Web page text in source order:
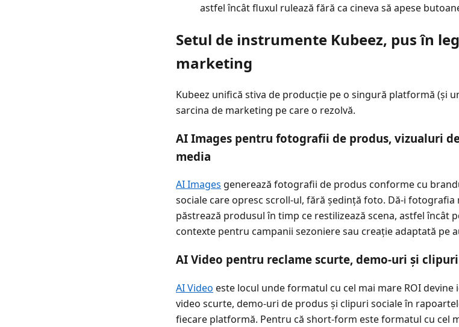
astfel încât fluxul rulează fără ca cineva să apese
Setul de instrumente Kubeez, pus în
marketing
Kubeez unifică stiva de producție pe o singură platformă (și
sarcina de marketing pe care o rezolvă.
AI Images pentru fotografii de produs, vizualuri
media
AI Images generează fotografii de produs conforme cu
sociale care opresc scroll-ul, fără ședință foto. Dă-i
păstrează produsul în timp ce restilizează scena, astfel încât
contexte pentru campanii sezoniere sau creație adaptată pe
AI Video pentru reclame scurte, demo-uri și
AI Video este locul unde formatul cu cel mai mare ROI
video scurte, demo-uri de produs și clipuri sociale în
fiecare platformă. Pentru că short-form este formatul cu cel